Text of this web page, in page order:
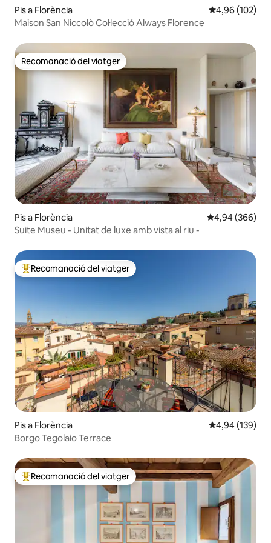
Pis a Florència 4,96 de
4,96 (102)
Maison San Niccolò Col·lecció Always Florence
Recomanació del viatger
Recomanació del viatger
Pis a Florència 4,94 de
4,94 (366)
Suite Museu - Unitat de luxe amb vista al riu -
Principals recomanacions dels viatgers
Recomanació del viatger
Pis a Florència 4,94 de
4,94 (139)
Borgo Tegolaio Terrace
Principals recomanacions dels viatgers
Recomanació del viatger